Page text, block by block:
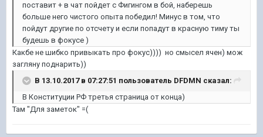
поставит + в чат пойдет с Фигингом в бой, наберешь
больше него чистого опыта победил! Минус в том, что
пойдут другие по отсчету и если попадут в красную тиму ты
будешь в фокусе )
Какбе не шибко привыкать про фокус)))) но смысел ячен) мож
загляну поднарить))
В 13.10.2017 в 07:27:51 пользователь DFDMN сказал:
В Конституции РФ третья страница от конца)
Там "Для заметок" =(